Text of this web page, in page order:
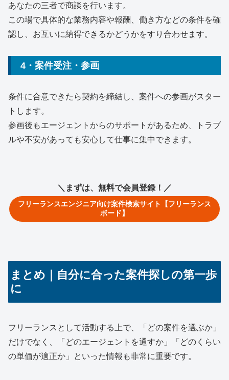
あなたの三者で商談を行います。
この場で具体的な業務内容や報酬、働き方などの条件を確
認し、お互いに納得できるかどうかをすり合わせます。
4・案件受注・参画
条件に合意できたら契約を締結し、案件への参画がスター
トします。
参画後もエージェントからのサポートがあるため、トラブ
ルや不安があっても安心して仕事に集中できます。
＼まずは、無料で会員登録！／
フリーランスエンジニア向け案件検索サイト【フリーランス
ボード】
まとめ｜自分に合った案件探しの第一歩
に
フリーランスとして活動する上で、「どの案件を選ぶか」
だけでなく、「どのエージェントを通すか」「どのくらい
の単価が適正か」といった情報も非常に重要です。